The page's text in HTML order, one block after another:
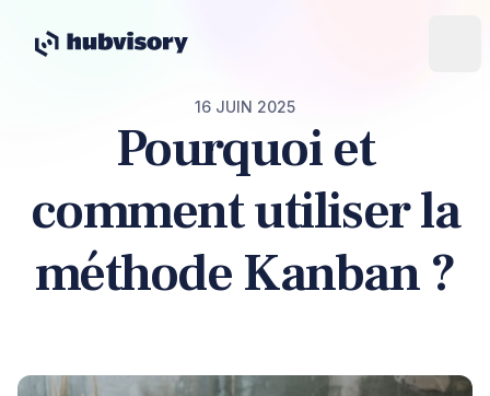
16 JUIN 2025
Pourquoi et
comment utiliser la
méthode Kanban ?